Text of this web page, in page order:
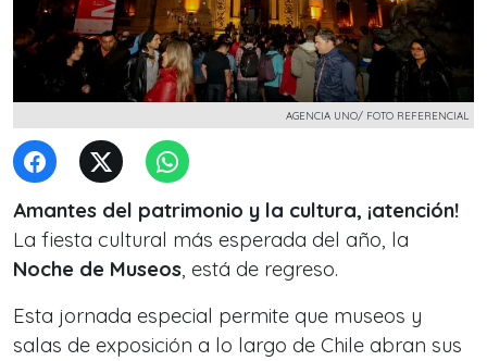
AGENCIA UNO/ FOTO REFERENCIAL
Amantes del patrimonio y la cultura, ¡atención!
La fiesta cultural más esperada del año, la
Noche de Museos, está de regreso.
Esta jornada especial permite que museos y
salas de exposición a lo largo de Chile abran sus